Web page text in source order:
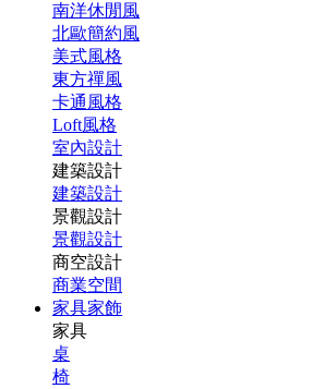
南洋休閒風
北歐簡約風
美式風格
東方禪風
卡通風格
Loft風格
室內設計
建築設計
建築設計
景觀設計
景觀設計
商空設計
商業空間
家具家飾
家具
桌
椅